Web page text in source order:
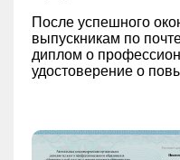
После успешного
выпускникам по
диплом о
удостоверение о